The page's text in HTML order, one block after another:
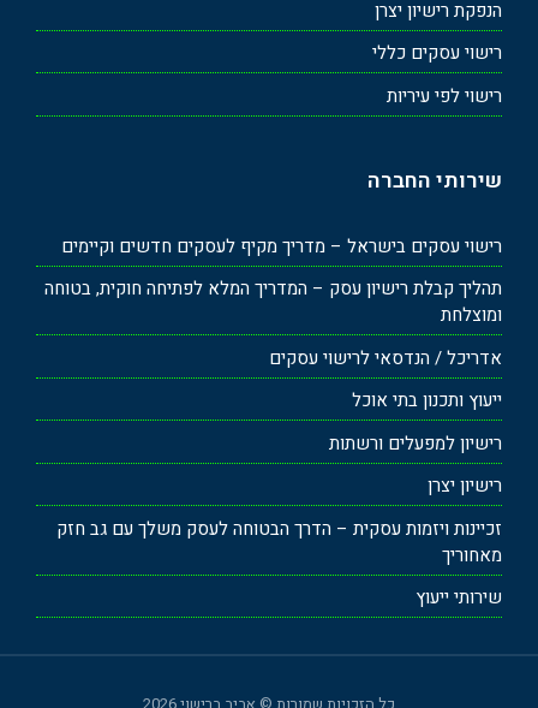
הנפקת רישיון יצרן
רישוי עסקים כללי
רישוי לפי עיריות
שירותי החברה
רישוי עסקים בישראל – מדריך מקיף לעסקים חדשים וקיימים
תהליך קבלת רישיון עסק – המדריך המלא לפתיחה חוקית, בטוחה
ומוצלחת
אדריכל / הנדסאי לרישוי עסקים
ייעוץ ותכנון בתי אוכל
רישיון למפעלים ורשתות
רישיון יצרן
זכיינות ויזמות עסקית – הדרך הבטוחה לעסק משלך עם גב חזק
מאחוריך
שירותי ייעוץ